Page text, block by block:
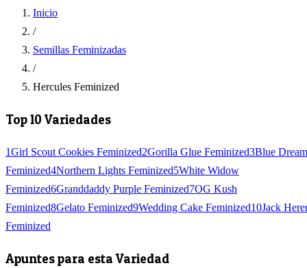
Inicio
/
Semillas Feminizadas
/
Hercules Feminized
Top 10 Variedades
1Girl Scout Cookies Feminized2Gorilla Glue Feminized3Blue Dream
Feminized4Northern Lights Feminized5White Widow
Feminized6Granddaddy Purple Feminized7OG Kush
Feminized8Gelato Feminized9Wedding Cake Feminized10Jack
Feminized
Apuntes para esta Variedad